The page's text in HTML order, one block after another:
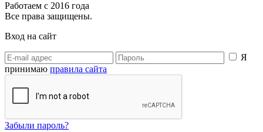
Работаем с 2016 года
Все права защищены.
Вход на сайт
Я
принимаю правила сайта
Забыли пароль?